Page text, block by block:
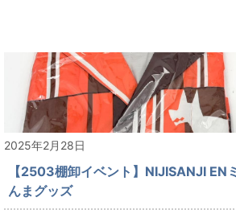
2025年2月28日
【2503棚卸イベント】NIJISANJI EN
んまグッズ